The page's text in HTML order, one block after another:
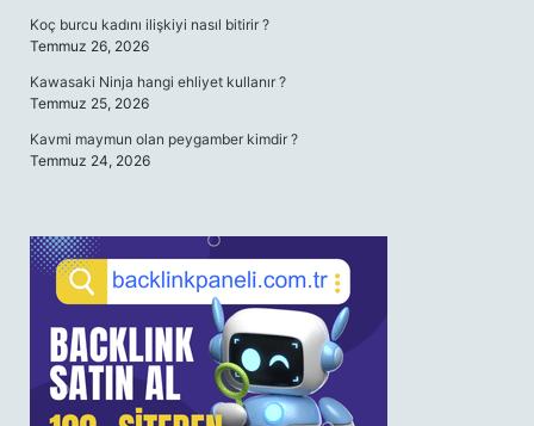
Koç burcu kadını ilişkiyi nasıl bitirir ?
Temmuz 26, 2026
Kawasaki Ninja hangi ehliyet kullanır ?
Temmuz 25, 2026
Kavmi maymun olan peygamber kimdir ?
Temmuz 24, 2026